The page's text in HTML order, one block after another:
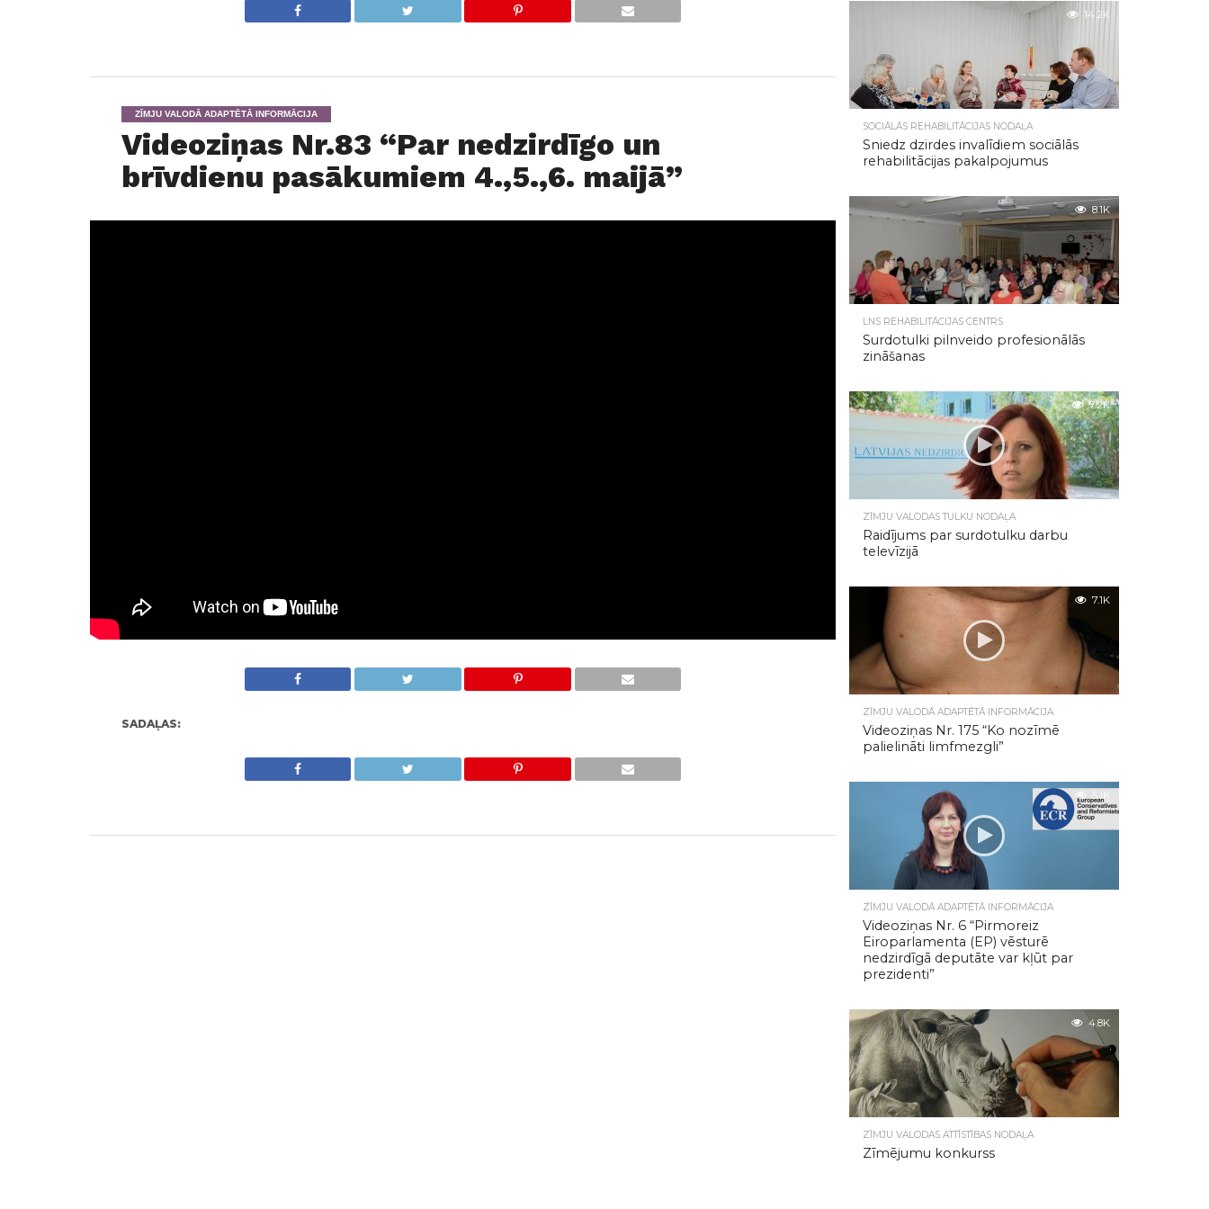
ZĪMJU VALODĀ ADAPTĒTĀ INFORMĀCIJA
Videoziņas Nr.83 “Par nedzirdīgo un
brīvdienu pasākumiem 4.,5.,6. maijā”
SADAĻAS:
14.2K
SOCIĀLĀS REHABILITĀCIJAS NODAĻA
Sniedz dzirdes invalīdiem sociālās
rehabilitācijas pakalpojumus
8.1K
LNS REHABILITĀCIJAS CENTRS
Surdotulki pilnveido profesionālās
zināšanas
7.2K
ZĪMJU VALODAS TULKU NODAĻA
Raidījums par surdotulku darbu
televīzijā
7.1K
ZĪMJU VALODĀ ADAPTĒTĀ INFORMĀCIJA
Videoziņas Nr. 175 “Ko nozīmē
palielināti limfmezgli”
5.1K
ZĪMJU VALODĀ ADAPTĒTĀ INFORMĀCIJA
Videoziņas Nr. 6 “Pirmoreiz
Eiroparlamenta (EP) vēsturē
nedzirdīgā deputāte var kļūt par
prezidenti”
4.8K
ZĪMJU VALODAS ATTĪSTĪBAS NODAĻA
Zīmējumu konkurss